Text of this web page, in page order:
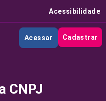
Acessibilidade
Acessar Cadastrar
CNPJ